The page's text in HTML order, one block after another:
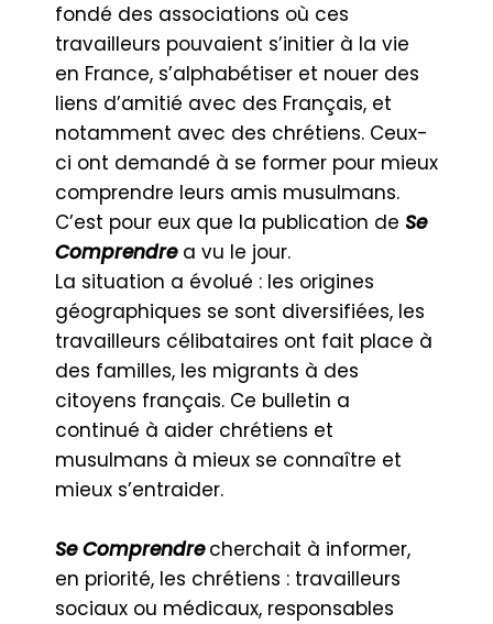
fondé des associations où ces
travailleurs pouvaient s’initier à la vie
en France, s’alphabétiser et nouer des
liens d’amitié avec des Français, et
notamment avec des chrétiens. Ceux-
ci ont demandé à se former pour mieux
comprendre leurs amis musulmans.
C’est pour eux que la publication de Se
Comprendrea vu le jour.
La situation a évolué : les origines
géographiques se sont diversifiées, les
travailleurs célibataires ont fait place à
des familles, les migrants à des
citoyens français. Ce bulletin a
continué à aider chrétiens et
musulmans à mieux se connaître et
mieux s’entraider.
Se Comprendre cherchait à informer,
en priorité, les chrétiens : travailleurs
sociaux ou médicaux, responsables